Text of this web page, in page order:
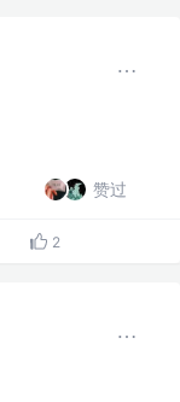
赞过
2